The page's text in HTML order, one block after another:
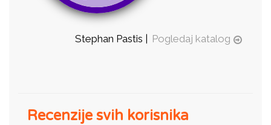
Stephan Pastis | Pogledaj katalog
Recenzije svih korisnika